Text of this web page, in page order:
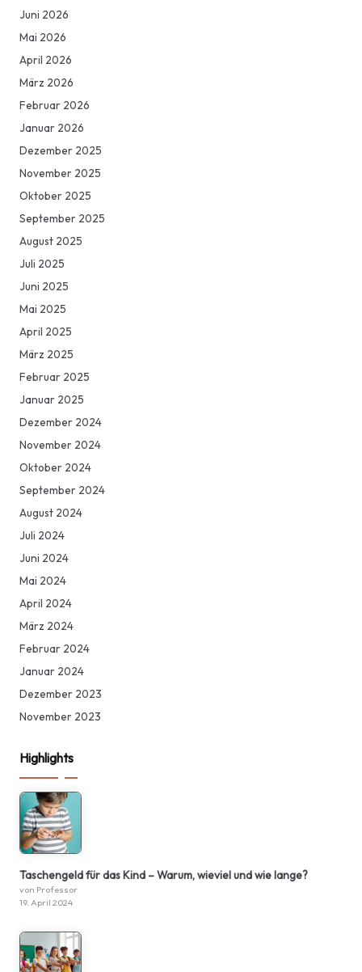
Juni 2026
Mai 2026
April 2026
März 2026
Februar 2026
Januar 2026
Dezember 2025
November 2025
Oktober 2025
September 2025
August 2025
Juli 2025
Juni 2025
Mai 2025
April 2025
März 2025
Februar 2025
Januar 2025
Dezember 2024
November 2024
Oktober 2024
September 2024
August 2024
Juli 2024
Juni 2024
Mai 2024
April 2024
März 2024
Februar 2024
Januar 2024
Dezember 2023
November 2023
Highlights
Taschengeld für das Kind – Warum, wieviel und wie lange?
von Professor
19. April 2024